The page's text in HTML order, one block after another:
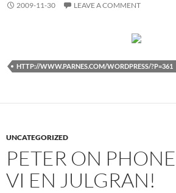
2009-11-30 LEAVE A COMMENT
HTTP://WWW.PARNES.COM/WORDPRESS/?P=361
UNCATEGORIZED
PETER ON
VI EN JULGRAN!